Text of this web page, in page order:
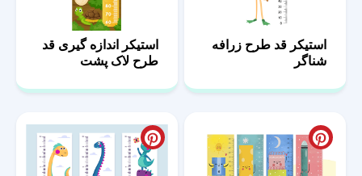
استیکر قد طرح زرافه
شناگر
استیکر اندازه گیری قد
طرح لاک پشت